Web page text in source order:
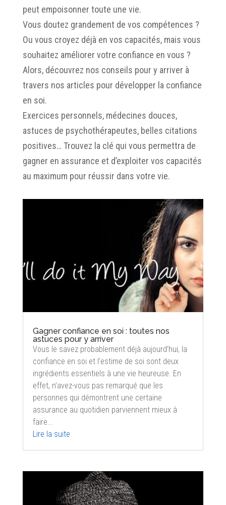
peut empoisonner toute une vie.
Vous doutez grandement de vos compétences ?
Ou vous croyez déjà en vos capacités, mais vous
souhaitez améliorer votre confiance en vous ?
Alors, découvrez nos conseils pour y arriver à
travers nos articles pour développer la confiance
en soi.
Exercices personnels, médecines douces,
astuces de psychothérapeutes, belles citations
positives… Trouvez la clé qui vous permettra de
gagner en assurance et d’exploiter vos capacités
au maximum pour réussir dans votre vie.
Gagner confiance en soi : toutes nos
astuces pour y arriver
Vous le savez probablement déjà aujourd’hui, la
confiance en soi et l’estime de soi sont deux
ingrédients essentiels à une vie heureuse. En
effet, n’avez-vous pas remarqué que les
personnes qui démontrent une certaine
assurance au quotidien parviennent mieux à
faire...
Lire la suite